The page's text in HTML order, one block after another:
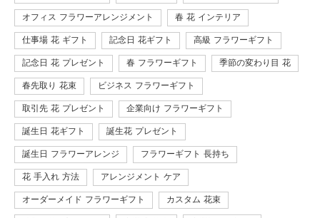
オフィス フラワーアレンジメント 春 花 インテリア
仕事場 花 ギフト 記念日 花ギフト 高級 フラワーギフト
記念日 花 プレゼント 春 フラワーギフト 季節の変わり目 花
春先取り 花束 ビジネス フラワーギフト
取引先 花 プレゼント 企業向け フラワーギフト
誕生日 花ギフト 誕生花 プレゼント
誕生日 フラワーアレンジ フラワーギフト 長持ち
花 手入れ 方法 アレンジメント ケア
オーダーメイド フラワーギフト カスタム 花束